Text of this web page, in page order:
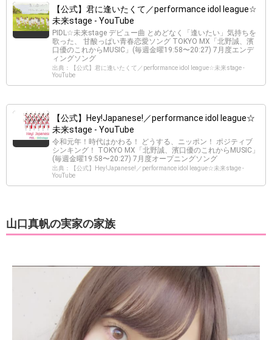
【公式】君に逢いたくて／performance idol league☆
未来stage - YouTube
PIDL☆未来stage デビュー曲 とめどなく「逢いたい」気持ちを
歌った、 甘酸っぱい青春恋愛ソング TOKYO MX「北野誠、濱
口優のこれからMUSIC」(毎週金曜19:58〜20:27) 7月度エンデ
ィングソング
出典：【公式】君に逢いたくて／performance idol league☆未来stage -
YouTube
【公式】Hey!Japanese!／performance idol league☆
未来stage - YouTube
令和元年！時代はかわる！ どうする、ニッポン！ ポジティブ
シンキング！ TOKYO MX「北野誠、濱口優のこれからMUSIC」
(毎週金曜19:58〜20:27) 7月度オープニングソング
出典：【公式】Hey!Japanese!／performance idol league☆未来stage -
YouTube
山口真帆の実家の家族